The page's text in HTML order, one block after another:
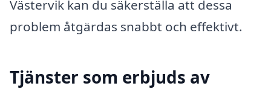
Västervik kan du säkerställa att dessa
problem åtgärdas snabbt och effektivt.
Tjänster som erbjuds av